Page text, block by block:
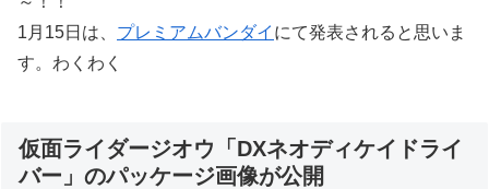
1月15日は、 プレミアムバンダイ にて発表されると思いま
す。わくわく
仮面ライダージオウ「DXネオディケイドライ
バー」のパッケージ画像が公開